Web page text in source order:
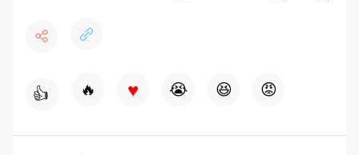
👍 🔥 ♥ 😭 😆 😡